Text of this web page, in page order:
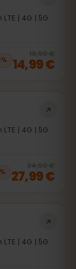
| 4G | 5G
%
18,99 €
14,99 €
| 4G | 5G
%
34,99 €
27,99 €
| 4G | 5G